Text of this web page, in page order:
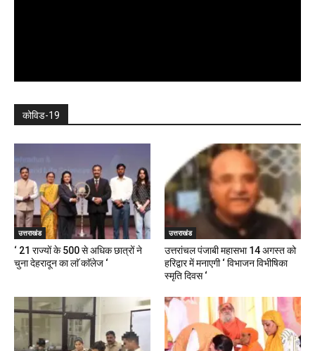
कोविड-19
उत्तराखंड
‘ 21 राज्यों के 500 से अधिक छात्रों ने
चुना देहरादून का लाॅ काॅलेज ‘
उत्तराखंड
उत्तरांचल पंजाबी महासभा 14 अगस्त को
हरिद्वार में मनाएगी ‘ विभाजन विभीषिका
स्मृति दिवस ‘